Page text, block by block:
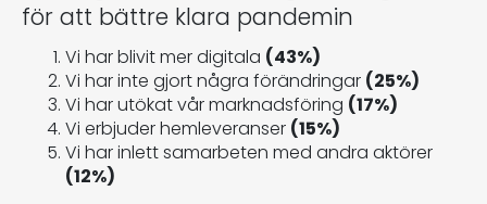
för att bättre klara pandemin
Vi har blivit mer digitala (43%)
Vi har inte gjort några förändringar (25%)
Vi har utökat vår marknadsföring (17%)
Vi erbjuder hemleveranser (15%)
Vi har inlett samarbeten med andra aktörer
(12%)